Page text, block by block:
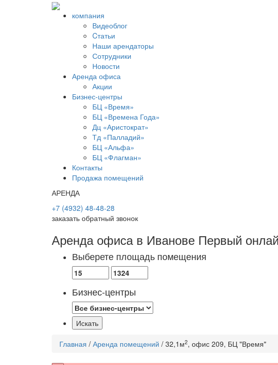
компания
Видеоблог
Cтатьи
Наши арендаторы
Сотрудники
Новости
Аренда офиса
Акции
Бизнес-центры
БЦ «Время»
БЦ «Времена Года»
Дц «Аристократ»
Тд «Палладий»
БЦ «Альфа»
БЦ «Флагман»
Контакты
Продажа помещений
АРЕНДА
+7 (4932) 48-48-28
заказать обратный звонок
Аренда офиса в Иванове Первый
Выберете площадь помещения
Бизнес-центры
Главная / Аренда помещений / 32,1м2, офис 209, БЦ "Время"